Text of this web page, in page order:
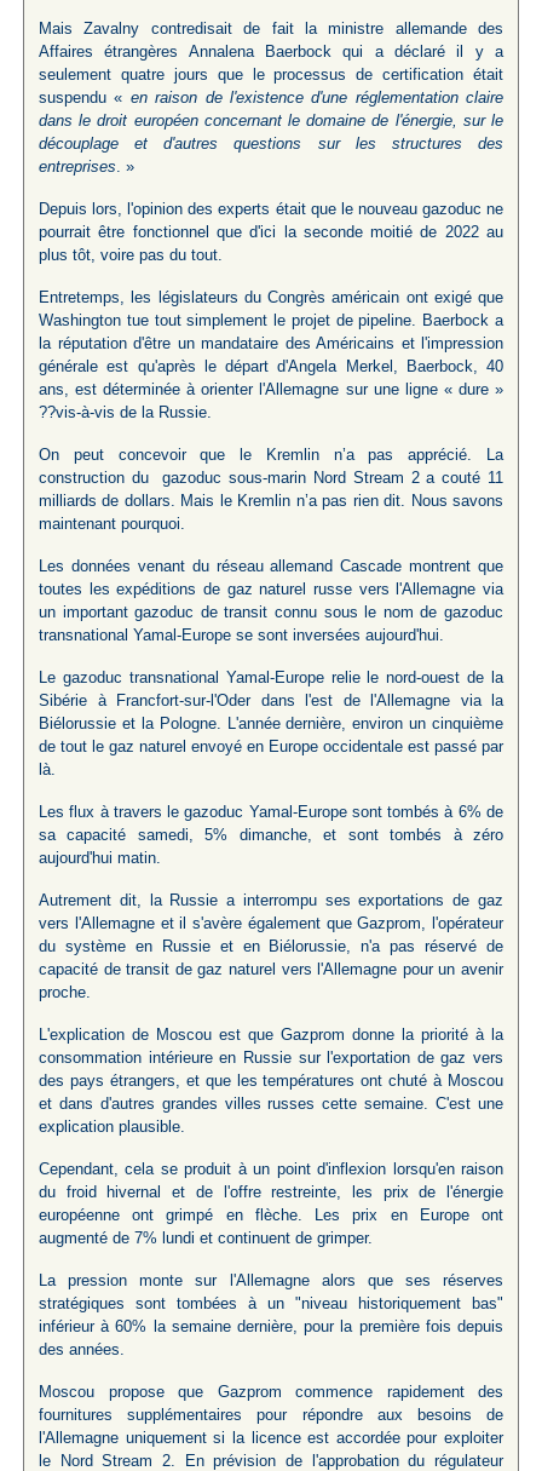
Mais Zavalny contredisait de fait la ministre allemande des
Affaires étrangères Annalena Baerbock qui a déclaré il y a
seulement quatre jours que le processus de certification était
suspendu « en raison de l'existence d'une réglementation claire
dans le droit européen concernant le domaine de l'énergie, sur le
découplage et d'autres questions sur les structures des
entreprises. »
Depuis lors, l'opinion des experts était que le nouveau gazoduc ne
pourrait être fonctionnel que d'ici la seconde moitié de 2022 au
plus tôt, voire pas du tout.
Entretemps, les législateurs du Congrès américain ont exigé que
Washington tue tout simplement le projet de pipeline. Baerbock a
la réputation d'être un mandataire des Américains et l'impression
générale est qu'après le départ d'Angela Merkel, Baerbock, 40
ans, est déterminée à orienter l'Allemagne sur une ligne « dure »
??vis-à-vis de la Russie.
On peut concevoir que le Kremlin n’a pas apprécié. La
construction du gazoduc sous-marin Nord Stream 2 a couté 11
milliards de dollars. Mais le Kremlin n’a pas rien dit. Nous savons
maintenant pourquoi.
Les données venant du réseau allemand Cascade montrent que
toutes les expéditions de gaz naturel russe vers l'Allemagne via
un important gazoduc de transit connu sous le nom de gazoduc
transnational Yamal-Europe se sont inversées aujourd'hui.
Le gazoduc transnational Yamal-Europe relie le nord-ouest de la
Sibérie à Francfort-sur-l'Oder dans l'est de l'Allemagne via la
Biélorussie et la Pologne. L'année dernière, environ un cinquième
de tout le gaz naturel envoyé en Europe occidentale est passé par
là.
Les flux à travers le gazoduc Yamal-Europe sont tombés à 6% de
sa capacité samedi, 5% dimanche, et sont tombés à zéro
aujourd'hui matin.
Autrement dit, la Russie a interrompu ses exportations de gaz
vers l'Allemagne et il s'avère également que Gazprom, l'opérateur
du système en Russie et en Biélorussie, n'a pas réservé de
capacité de transit de gaz naturel vers l'Allemagne pour un avenir
proche.
L'explication de Moscou est que Gazprom donne la priorité à la
consommation intérieure en Russie sur l'exportation de gaz vers
des pays étrangers, et que les températures ont chuté à Moscou
et dans d'autres grandes villes russes cette semaine. C'est une
explication plausible.
Cependant, cela se produit à un point d'inflexion lorsqu'en raison
du froid hivernal et de l'offre restreinte, les prix de l'énergie
européenne ont grimpé en flèche. Les prix en Europe ont
augmenté de 7% lundi et continuent de grimper.
La pression monte sur l'Allemagne alors que ses réserves
stratégiques sont tombées à un "niveau historiquement bas"
inférieur à 60% la semaine dernière, pour la première fois depuis
des années.
Moscou propose que Gazprom commence rapidement des
fournitures supplémentaires pour répondre aux besoins de
l'Allemagne uniquement si la licence est accordée pour exploiter
le Nord Stream 2. En prévision de l'approbation du régulateur